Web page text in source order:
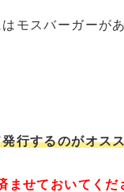
モスバーガーが
行するのがオス
せておいてくだ